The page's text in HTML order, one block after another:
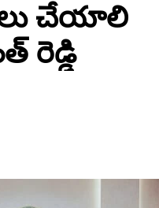
చేయాలి
రెడ్డి